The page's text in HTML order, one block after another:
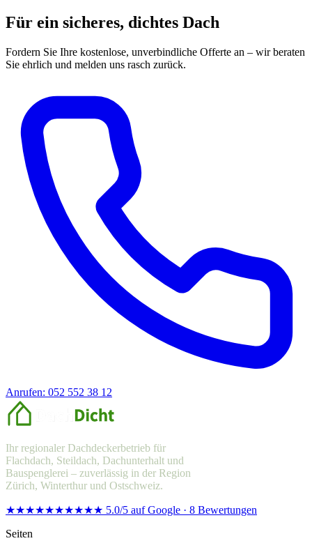
Für ein sicheres, dichtes Dach
Fordern Sie Ihre kostenlose, unverbindliche Offerte an – wir beraten
Sie ehrlich und melden uns rasch zurück.
Anrufen: 052 552 38 12
Ihr regionaler Dachdeckerbetrieb für
Flachdach, Steildach, Dachunterhalt und
Bauspenglerei – zuverlässig in der Region
Zürich, Winterthur und Ostschweiz.
★★★★★★★★★★ 5.0/5 auf Google · 8 Bewertungen
Seiten